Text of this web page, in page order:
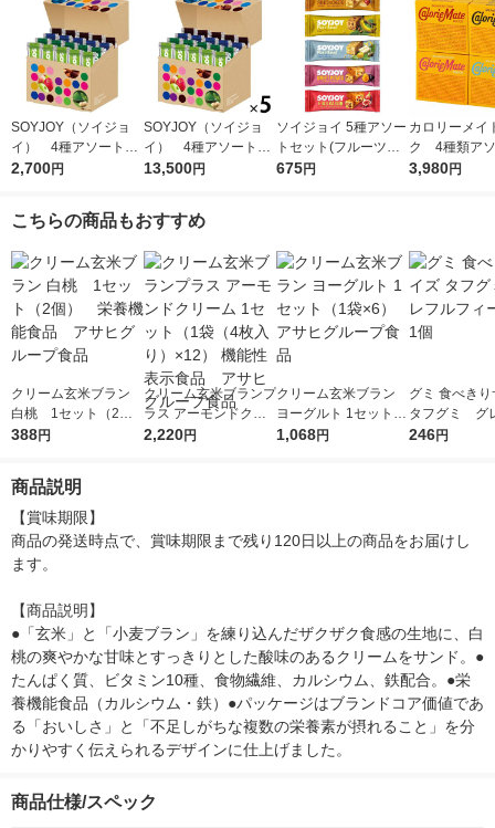
SOYJOY（ソイジョ
イ） 4種アソートセ
ット 1箱（20本入）
2,700円
SOYJOY（ソイジョ
イ） 4種アソート
1セット（1箱（20本
13,500円
ソイジョイ 5種アソー
トセット(フルーツ＆
ベイクドチーズ・バナ
675円
カロリーメイ
ク 4種類ア
（チーズ・チ
3,980円
こちらの商品もおすすめ
クリーム玄米ブラン
白桃 1セット（2
個） 栄養機能食品
388円
クリーム玄米ブランプ
ラス アーモンドクリ
ーム 1セット（1袋（4
2,220円
クリーム玄米ブラン
ヨーグルト 1セット
（1袋×6） アサヒグル
1,068円
グミ 食べき
タフグミ グ
ィーバー 1個
246円
商品説明
【賞味期限】
商品の発送時点で、賞味期限まで残り120日以上の商品をお届けし
ます。
【商品説明】
●「玄米」と「小麦ブラン」を練り込んだザクザク食感の生地に、白
桃の爽やかな甘味とすっきりとした酸味のあるクリームをサンド。●
たんぱく質、ビタミン10種、食物繊維、カルシウム、鉄配合。●栄
養機能食品（カルシウム・鉄）●パッケージはブランドコア価値であ
る「おいしさ」と「不足しがちな複数の栄養素が摂れること」を分
かりやすく伝えられるデザインに仕上げました。
商品仕様/スペック